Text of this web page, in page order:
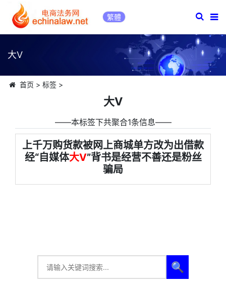
繁體
大V
首页 > 标签>
大V
――本标签下共聚合1条信息――
上千万购货款被网上商城单方改为出借款
经“自媒体大V”背书是经营不善还是粉丝
骗局
🔍